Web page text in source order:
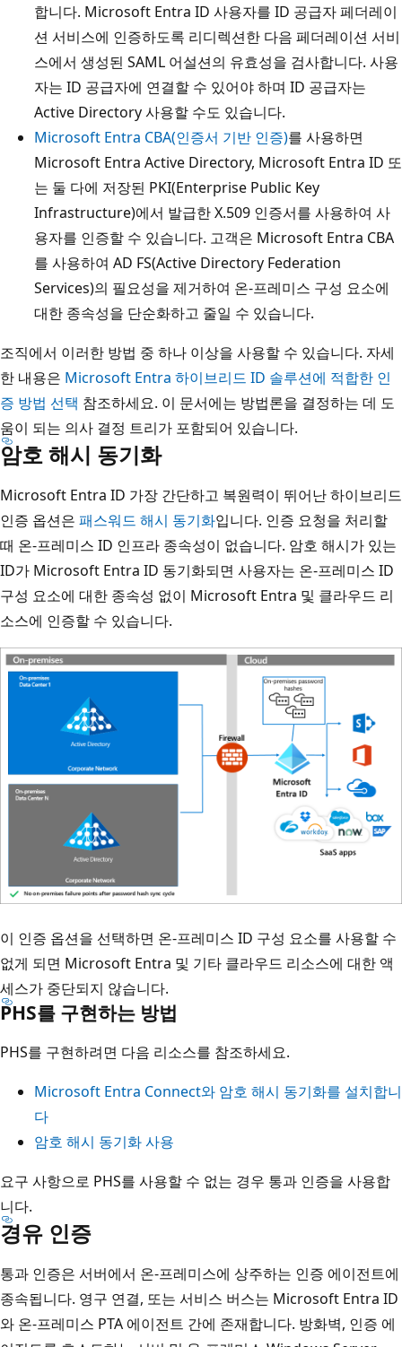
합니다. Microsoft Entra ID 사용자를 ID 공급자 페더레이
션 서비스에 인증하도록 리디렉션한 다음 페더레이션 서비
스에서 생성된 SAML 어설션의 유효성을 검사합니다. 사용
자는 ID 공급자에 연결할 수 있어야 하며 ID 공급자는
Active Directory 사용할 수도 있습니다.
Microsoft Entra CBA(인증서 기반 인증)를 사용하면
Microsoft Entra Active Directory, Microsoft Entra ID 또
는 둘 다에 저장된 PKI(Enterprise Public Key
Infrastructure)에서 발급한 X.509 인증서를 사용하여 사
용자를 인증할 수 있습니다. 고객은 Microsoft Entra CBA
를 사용하여 AD FS(Active Directory Federation
Services)의 필요성을 제거하여 온-프레미스 구성 요소에
대한 종속성을 단순화하고 줄일 수 있습니다.
조직에서 이러한 방법 중 하나 이상을 사용할 수 있습니다. 자세
한 내용은 Microsoft Entra 하이브리드 ID 솔루션에 적합한 인
증 방법 선택 참조하세요. 이 문서에는 방법론을 결정하는 데 도
움이 되는 의사 결정 트리가 포함되어 있습니다.
암호 해시 동기화
Microsoft Entra ID 가장 간단하고 복원력이 뛰어난 하이브리드
인증 옵션은 패스워드 해시 동기화입니다. 인증 요청을 처리할
때 온-프레미스 ID 인프라 종속성이 없습니다. 암호 해시가 있는
ID가 Microsoft Entra ID 동기화되면 사용자는 온-프레미스 ID
구성 요소에 대한 종속성 없이 Microsoft Entra 및 클라우드 리
소스에 인증할 수 있습니다.
이 인증 옵션을 선택하면 온-프레미스 ID 구성 요소를 사용할 수
없게 되면 Microsoft Entra 및 기타 클라우드 리소스에 대한 액
세스가 중단되지 않습니다.
PHS를 구현하는 방법
PHS를 구현하려면 다음 리소스를 참조하세요.
Microsoft Entra Connect와 암호 해시 동기화를 설치합니
다
암호 해시 동기화 사용
요구 사항으로 PHS를 사용할 수 없는 경우 통과 인증을 사용합
니다.
경유 인증
통과 인증은 서버에서 온-프레미스에 상주하는 인증 에이전트에
종속됩니다. 영구 연결, 또는 서비스 버스는 Microsoft Entra ID
와 온-프레미스 PTA 에이전트 간에 존재합니다. 방화벽, 인증 에